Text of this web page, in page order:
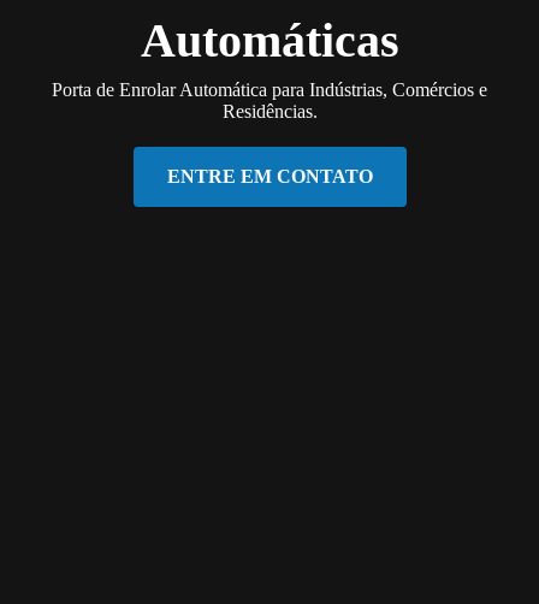
Automáticas
Porta de Enrolar Automática para Indústrias, Comércios e
Residências.
ENTRE EM CONTATO